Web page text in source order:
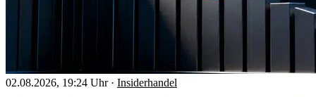
02.08.2026, 19:24 Uhr · Insiderhandel